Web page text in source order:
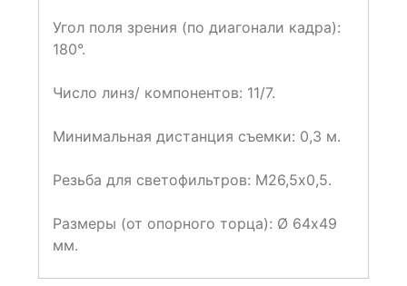
Угол поля зрения (по диагонали кадра):
180°.
Число линз/ компонентов: 11/7.
Минимальная дистанция съемки: 0,3 м.
Резьба для светофильтров: M26,5х0,5.
Размеры (от опорного торца): Ø 64х49
мм.